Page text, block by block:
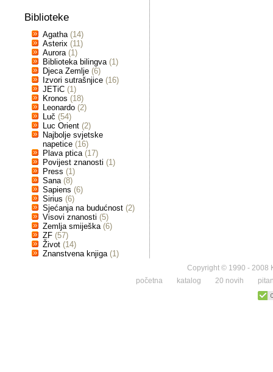
Biblioteke
Agatha (14)
Asterix (11)
Aurora (1)
Biblioteka bilingva (1)
Djeca Zemlje (6)
Izvori sutrašnjice (16)
JETiC (1)
Kronos (18)
Leonardo (2)
Luč (54)
Luc Orient (2)
Najbolje svjetske
napetice (16)
Plava ptica (17)
Povijest znanosti (1)
Press (1)
Sana (8)
Sapiens (6)
Sirius (6)
Sjećanja na budućnost (2)
Visovi znanosti (5)
Zemlja smiješka (6)
ZF (57)
Život (14)
Znanstvena knjiga (1)
Copyright © 1990 - 2008
početna
katalog 20 novih